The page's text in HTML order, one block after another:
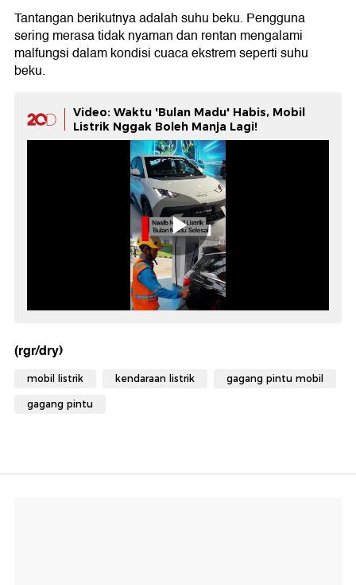
Tantangan berikutnya adalah suhu beku. Pengguna
sering merasa tidak nyaman dan rentan mengalami
malfungsi dalam kondisi cuaca ekstrem seperti suhu
beku.
Video: Waktu 'Bulan Madu' Habis, Mobil
Listrik Nggak Boleh Manja Lagi!
(rgr/dry)
mobil listrik kendaraan listrik gagang pintu mobil
gagang pintu